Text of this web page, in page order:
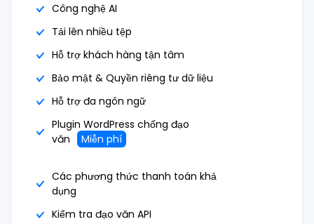
Công nghệ AI
Tải lên nhiều tệp
Hỗ trợ khách hàng tận tâm
Bảo mật & Quyền riêng tư dữ liệu
Hỗ trợ đa ngôn ngữ
Plugin WordPress chống đạo
văn
Miễn phí
Các phương thức thanh toán khả
dụng
Kiểm tra đạo văn API